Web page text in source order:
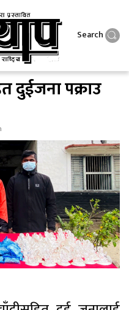
Search
दुईजना पक्राउ